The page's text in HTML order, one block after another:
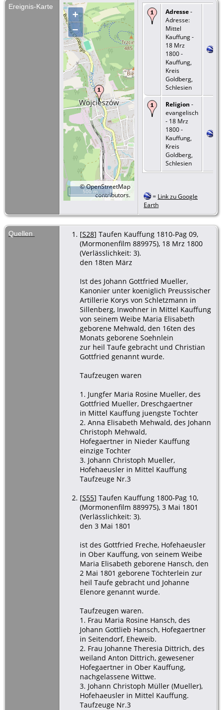
Ereignis-Karte
+
–
©OpenStreetMap
contributors.
500 m
Adresse-
Adresse:
Mittel
Kauffung -
18 Mrz
1800 -
Kauffung,
Kreis
Goldberg,
Schlesien
Religion -
evangelisch
- 18 Mrz
1800 -
Kauffung,
Kreis
Goldberg,
Schlesien
= Link zu Google
Earth
Quellen [S28] Taufen Kauffung 1810-Pag 09,
(Mormonenfilm 889975), 18 Mrz 1800
(Verlässlichkeit: 3).
den 18ten März
Ist des Johann Gottfried Mueller,
Kanonier unter koeniglich Preussischer
Artillerie Korys von Schletzmann in
Sillenberg, Inwohner in Mittel Kauffung
von seinem Weibe Maria Elisabeth
geborene Mehwald, den 16ten des
Monats geborene Soehnlein
zur heil Taufe gebracht und Christian
Gottfried genannt wurde.
Taufzeugen waren
1. Jungfer Maria Rosine Mueller, des
Gottfried Mueller, Dreschgaertner
in Mittel Kauffung juengste Tochter
2. Anna Elisabeth Mehwald, des Johann
Christoph Mehwald,
Hofegaertner in Nieder Kauffung
einzige Tochter
3. Johann Christoph Mueller,
Hofehaeusler in Mittel Kauffung
Taufzeuge Nr.3
[S55] Taufen Kauffung 1800-Pag 10,
(Mormonenfilm 889975), 3 Mai 1801
(Verlässlichkeit: 3).
den 3 Mai 1801
ist des Gottfried Freche, Hofehaeusler
in Ober Kauffung, von seinem Weibe
Maria Elisabeth geborene Hansch, den
2 Mai 1801 geborene Töchterlein zur
heil Taufe gebracht und Johanne
Elenore genannt wurde.
Taufzeugen waren.
1. Frau Maria Rosine Hansch, des
Johann Gottlieb Hansch, Hofegaertner
in Seitendorf, Eheweib.
2. Frau Johanne Theresia Dittrich, des
weiland Anton Dittrich, gewesener
Hofegaertner in Ober Kauffung,
nachgelassene Wittwe.
3. Johann Christoph Müller (Mueller),
Hofehaeusler in Mittel Kauffung.
Taufzeuge Nr.3